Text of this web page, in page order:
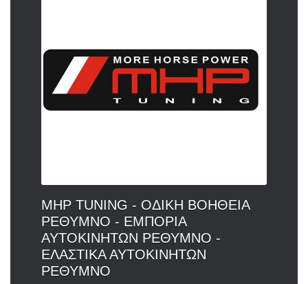
MHP TUNING - ΟΔΙΚΗ ΒΟΗΘΕΙΑ
ΡΕΘΥΜΝΟ - ΕΜΠΟΡΙΑ
ΑΥΤΟΚΙΝΗΤΩΝ ΡΕΘΥΜΝΟ -
ΕΛΑΣΤΙΚΑ ΑΥΤΟΚΙΝΗΤΩΝ
ΡΕΘΥΜΝΟ